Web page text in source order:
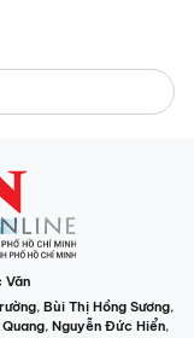
Văn
, Bùi Thị Hồng Sương,
, Nguyễn Đức Hiển,